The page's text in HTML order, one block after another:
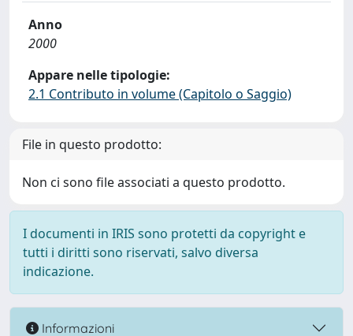
Anno
2000
Appare nelle tipologie:
2.1 Contributo in volume (Capitolo o Saggio)
File in questo prodotto:
Non ci sono file associati a questo prodotto.
I documenti in IRIS sono protetti da copyright e
tutti i diritti sono riservati, salvo diversa
indicazione.
Informazioni